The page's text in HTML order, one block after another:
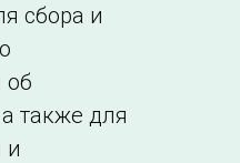
сбора и
об
также для
и